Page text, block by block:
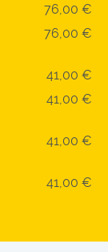
76,00 €
76,00 €
41,00 €
41,00 €
41,00 €
41,00 €